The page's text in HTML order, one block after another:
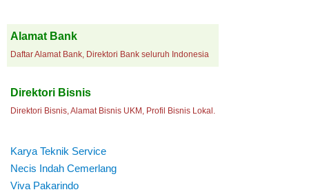
Alamat Bank
Daftar Alamat Bank, Direktori Bank seluruh Indonesia
Direktori Bisnis
Direktori Bisnis, Alamat Bisnis UKM, Profil Bisnis Lokal.
Karya Teknik Service
Necis Indah Cemerlang
Viva Pakarindo